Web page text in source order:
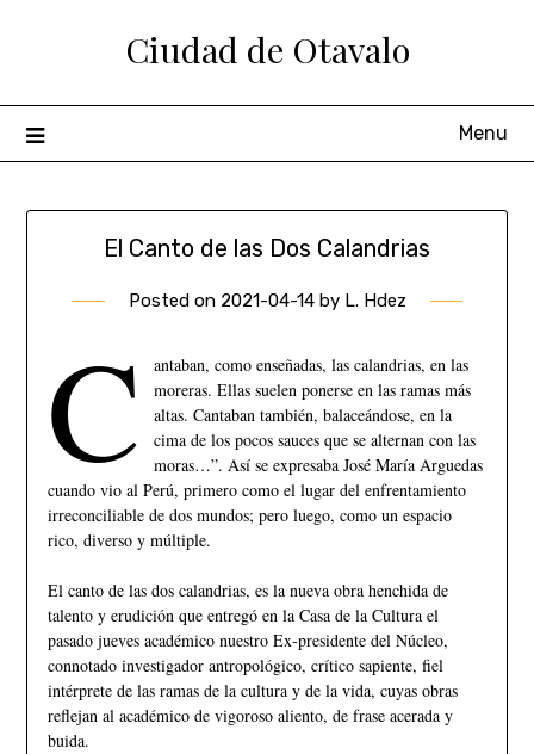
Ciudad de Otavalo
Menu
El Canto de las Dos Calandrias
Posted on 2021-04-14by L. Hdez
C
antaban, como enseñadas, las calandrias, en las
moreras. Ellas suelen ponerse en las ramas más
altas. Cantaban también, balaceándose, en la
cima de los pocos sauces que se alternan con las
moras…”. Así se expresaba José María Arguedas
cuando vio al Perú, primero como el lugar del enfrentamiento
irreconciliable de dos mundos; pero luego, como un espacio
rico, diverso y múltiple.
El canto de las dos calandrias, es la nueva obra henchida de
talento y erudición que entregó en la Casa de la Cultura el
pasado jueves académico nuestro Ex-presidente del Núcleo,
connotado investigador antropológico, crítico sapiente, fiel
intérprete de las ramas de la cultura y de la vida, cuyas obras
reflejan al académico de vigoroso aliento, de frase acerada y
buida.